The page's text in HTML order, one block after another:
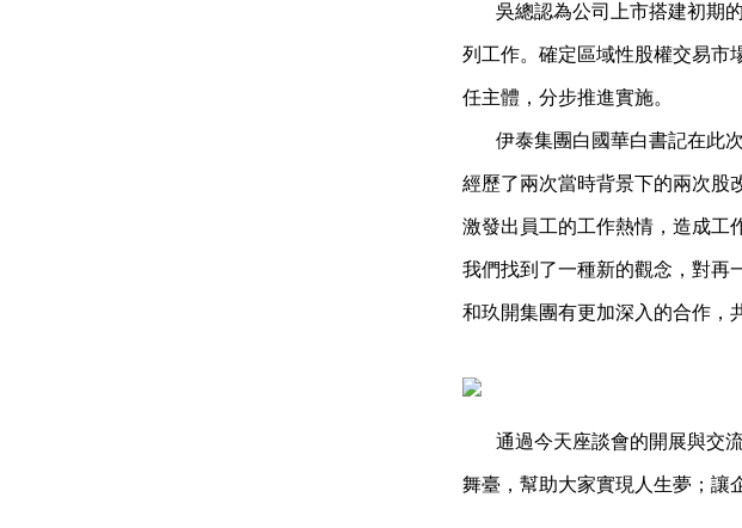
吳總認為公司上市搭建初期
列工作。確定區域性股權交易市
任主體，分步推進實施。
伊泰集團白國華白書記在此
經歷了兩次當時背景下的兩次股
激發出員工的工作熱情，造成工
我們找到了一種新的觀念，對再
和玖開集團有更加深入的合作，
通過今天座談會的開展與交
舞臺，幫助大家實現人生夢；讓